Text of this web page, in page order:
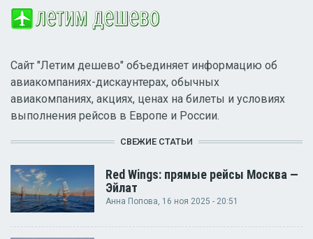
Сайт "Летим дешево" объединяет информацию об
авиакомпаниях-дискаунтерах, обычных
авиакомпаниях, акциях, ценах на билеты и условиях
выполнения рейсов в Европе и России.
СВЕЖИЕ СТАТЬИ
Red Wings: прямые рейсы Москва —
Эйлат
Анна Попова, 16 ноя 2025 - 20:51